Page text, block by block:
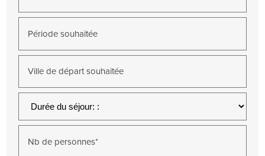
Période souhaitée
Ville de départ souhaitée
Nb de personnes*